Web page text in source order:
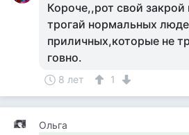
Короче,,рот свой
трогай нормальных
приличных,которые не
говно.
8 лет 1
Ольга